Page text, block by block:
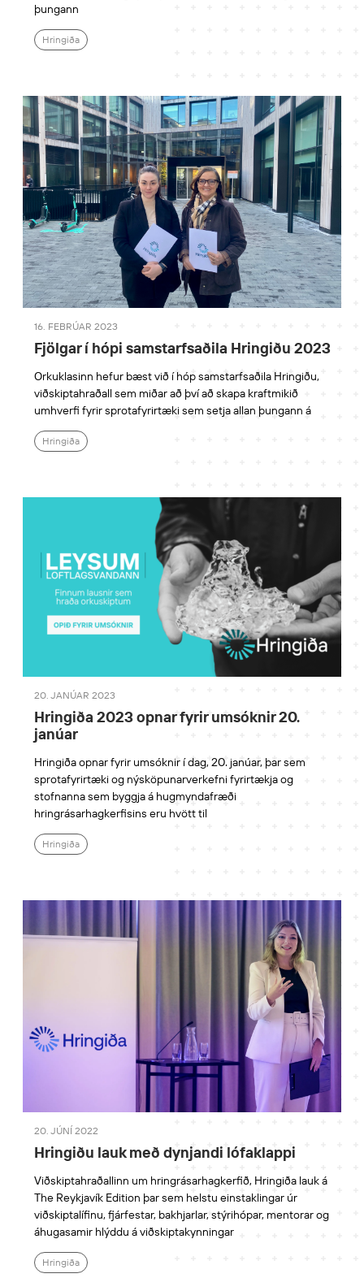
þungann
Hringiða
16. FEBRÚAR 2023
Fjölgar í hópi samstarfsaðila Hringiðu 2023
Orkuklasinn hefur bæst við í hóp samstarfsaðila Hringiðu,
viðskiptahraðall sem miðar að því að skapa kraftmikið
umhverfi fyrir sprotafyrirtæki sem setja allan þungann á
Hringiða
20. JANÚAR 2023
Hringiða 2023 opnar fyrir umsóknir 20.
janúar
Hringiða opnar fyrir umsóknir í dag, 20. janúar, þar sem
sprotafyrirtæki og nýsköpunarverkefni fyrirtækja og
stofnanna sem byggja á hugmyndafræði
hringrásarhagkerfisins eru hvött til
Hringiða
20. JÚNÍ 2022
Hringiðu lauk með dynjandi lófaklappi
Viðskiptahraðallinn um hringrásarhagkerfið, Hringiða lauk á
The Reykjavík Edition þar sem helstu einstaklingar úr
viðskiptalífinu, fjárfestar, bakhjarlar, stýrihópar, mentorar og
áhugasamir hlýddu á viðskiptakynningar
Hringiða